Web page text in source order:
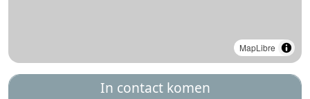
MapLibre
In contact komen